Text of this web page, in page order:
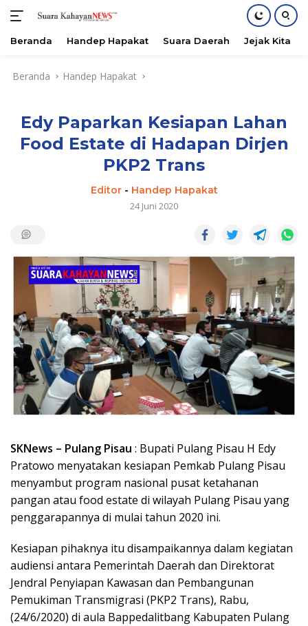
Beranda Handep Hapakat Suara Daerah Jejak Kita
Beranda Handep Hapakat
Edy Paparkan Kesiapan Lahan
Food Estate di Hadapan Dirjen
PKP2 Trans
Editor- Handep Hapakat
24 Juni 2020
SKNews – Pulang Pisau : Bupati Pulang Pisau H Edy
Pratowo menyatakan kesiapan Pemkab Pulang Pisau
menyambut program nasional pusat ketahanan
pangan atau food estate di wilayah Pulang Pisau yang
penggarapannya di mulai tahun 2020 ini.
Kesiapan pihaknya itu disampaikannya dalam kegiatan
audiensi antara Pemerintah Daerah dan Direktorat
Jendral Penyiapan Kawasan dan Pembangunan
Pemukiman Transmigrasi (PKP2 Trans), Rabu,
(24/6/2020) di aula Bappedalitbang Kabupaten Pulang